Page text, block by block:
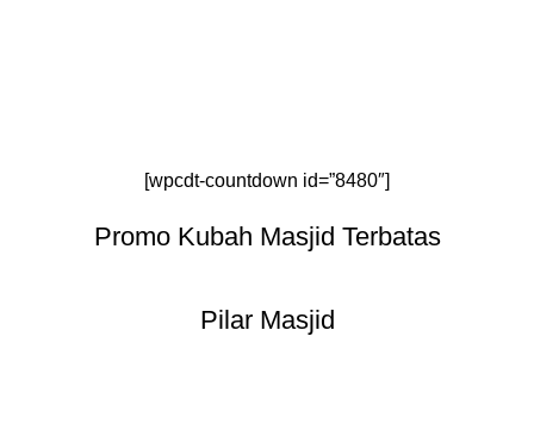
[wpcdt-countdown id=”8480″]
Promo Kubah Masjid Terbatas
Pilar Masjid